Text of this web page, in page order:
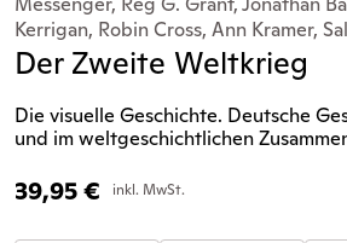
Kerrigan, Robin Cross, Ann Kramer,
Der Zweite Weltkrieg
Die visuelle Geschichte. Deutsche
und im weltgeschichtlichen
39,95€ inkl. MwSt.